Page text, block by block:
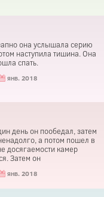
она услышала серию
наступила тишина. Она
спать.
янв. 2018
день он пообедал, затем
а потом пошел в
досягаемости камер
Затем он
янв. 2018